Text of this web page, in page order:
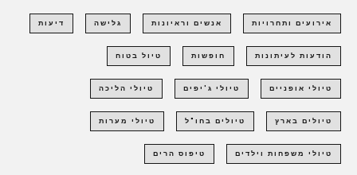
אירועים ותחרויות אנשים וראיונות גלישה דיעות
הודעות לעיתונות חופשות טיול בטוח
טיולי אופניים טיולי ג'יפים טיולי הליכה
טיולים בארץ טיולים בחו"ל טיולי מערות
טיולי משפחות וילדים טיפוס הרים